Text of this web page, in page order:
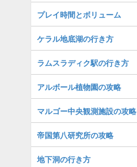
プレイ時間とボリューム
ケラル地底湖の行き方
ラムスラディク駅の行き方
アルボール植物園の攻略
マルゴー中央観測施設の攻略
帝国第八研究所の攻略
地下洞の行き方